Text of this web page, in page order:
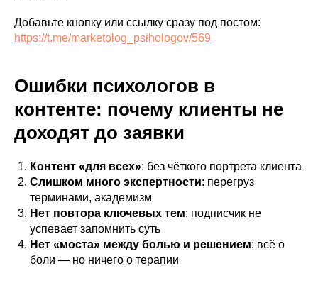
Добавьте кнопку или ссылку сразу под постом:
https://t.me/marketolog_psihologov/569
Ошибки психологов в
контенте: почему клиенты не
доходят до заявки
Контент «для всех»: без чёткого портрета клиента
Слишком много экспертности: перегруз
терминами, академизм
Нет повтора ключевых тем: подписчик не
успевает запомнить суть
Нет «моста» между болью и решением: всё о
боли — но ничего о терапии